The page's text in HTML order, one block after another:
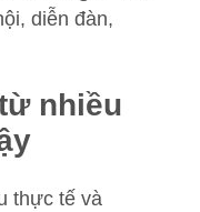
diễn đàn,
nhiều
thực tế và